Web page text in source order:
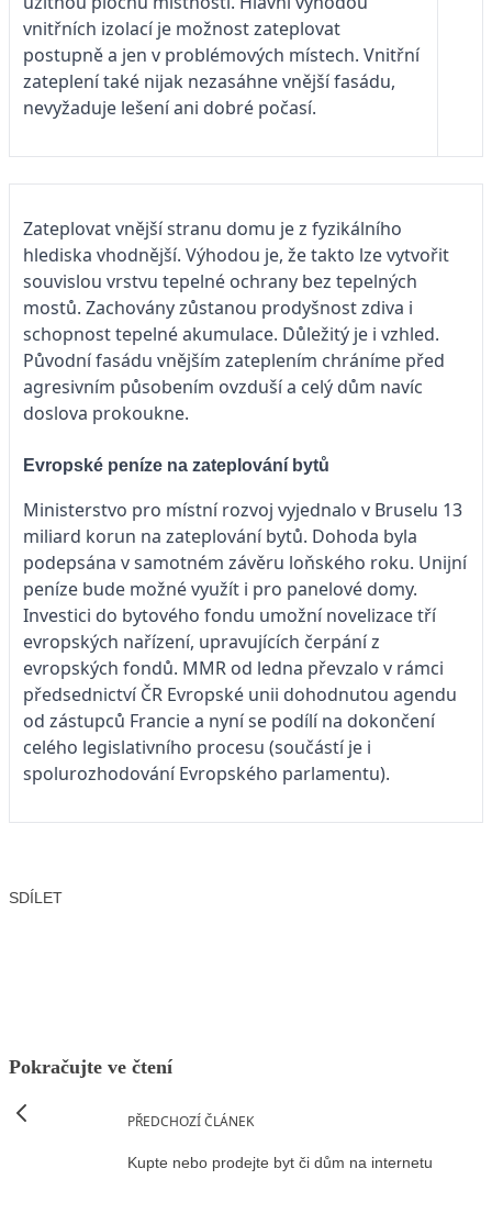
vnitřních izolací je možnost zateplovat
postupně a jen v problémových místech. Vnitřní
zateplení také nijak nezasáhne vnější fasádu,
nevyžaduje lešení ani dobré počasí.
Zateplovat vnější stranu domu je z fyzikálního
hlediska vhodnější. Výhodou je, že takto lze vytvořit
souvislou vrstvu tepelné ochrany bez tepelných
mostů. Zachovány zůstanou prodyšnost zdiva i
schopnost tepelné akumulace. Důležitý je i vzhled.
Původní fasádu vnějším zateplením chráníme před
agresivním působením ovzduší a celý dům navíc
doslova prokoukne.
Evropské peníze na zateplování bytů
Ministerstvo pro místní rozvoj vyjednalo v Bruselu 13
miliard korun na zateplování bytů. Dohoda byla
podepsána v samotném závěru loňského roku. Unijní
peníze bude možné využít i pro panelové domy.
Investici do bytového fondu umožní novelizace tří
evropských nařízení, upravujících čerpání z
evropských fondů. MMR od ledna převzalo v rámci
předsednictví ČR Evropské unii dohodnutou agendu
od zástupců Francie a nyní se podílí na dokončení
celého legislativního procesu (součástí je i
spolurozhodování Evropského parlamentu).
SDÍLET
Pokračujte ve čtení
PŘEDCHOZÍ ČLÁNEK
Kupte nebo prodejte byt či dům na internetu